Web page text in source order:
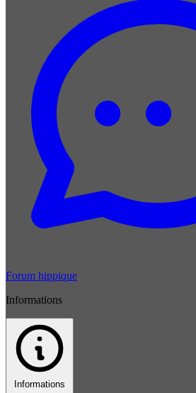
Forum hippique
Informations
Informations